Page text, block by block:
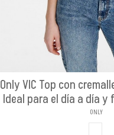
Only VIC Top con
Ideal para el día a día y
ONLY